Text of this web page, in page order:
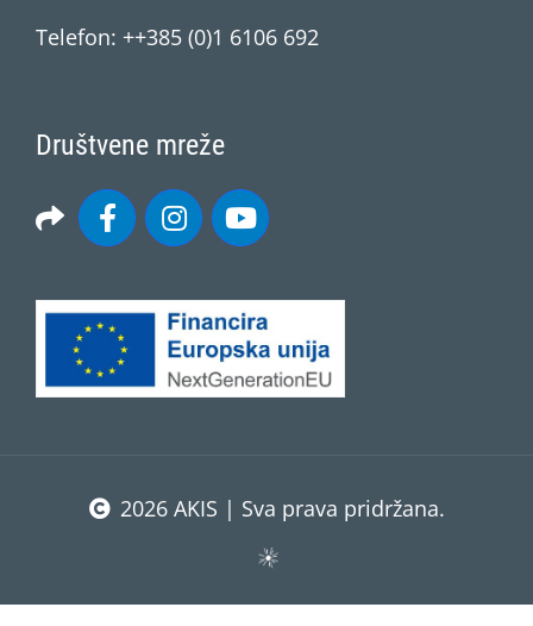
Telefon: ++385 (0)1 6106 692
Društvene mreže
2026 AKIS | Sva prava pridržana.